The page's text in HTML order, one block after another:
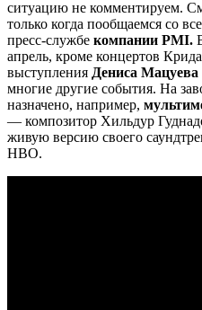
ситуацию не комментируем.
только когда пообщаемся со
пресс-службе компании PMI.
апрель, кроме концертов
выступления Дениса
многие другие события. На
назначено, например,
— композитор Хильдур
живую версию своего
HBO.